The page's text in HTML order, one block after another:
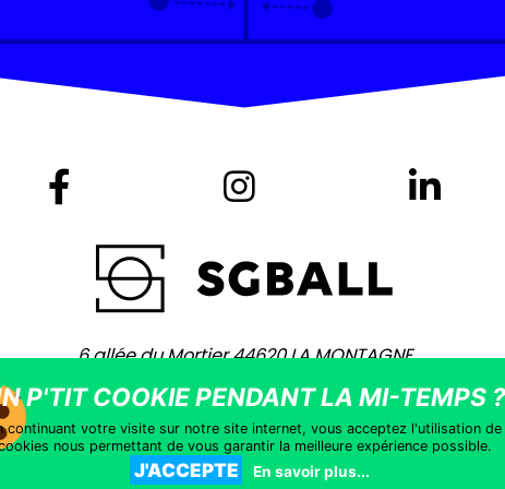
6 allée du Mortier 44620 LA MONTAGNE
+ 33 (0)2 40 75 80 80 -contact@sgball.com
© 2021 – Site coaché parVingt Mille Lieues–Mentions légales
continuant votre visite sur notre site internet, vous acceptez l'utilisation de
nous permettant de vous garantir la meilleure expérience possible.
J'ACCEPTE En savoir plus...